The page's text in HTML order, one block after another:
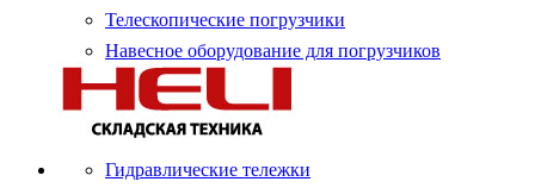
Телескопические погрузчики
Навесное оборудование для погрузчиков
Гидравлические тележки